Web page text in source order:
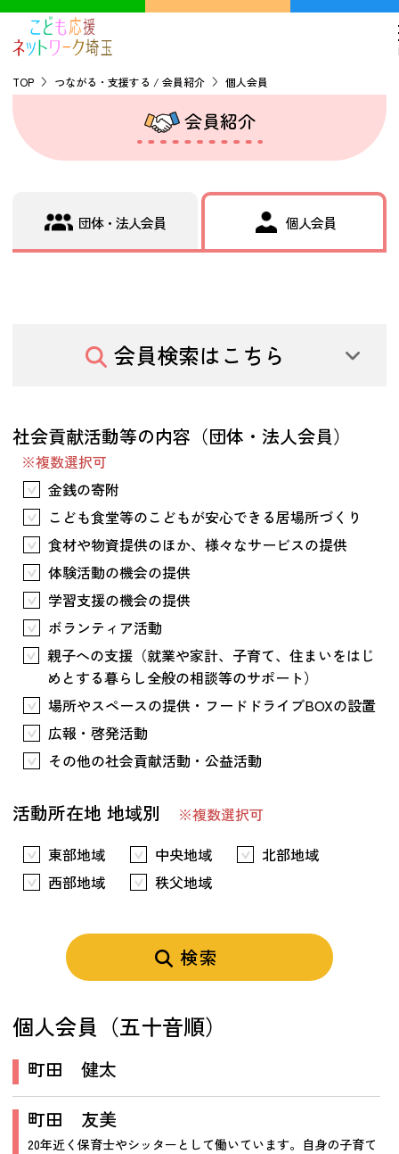
新着情報
会員登録
探す
バーチャルユースセンター
会員募集
会員紹介
マッチング掲示板
お金を寄付する（埼玉県社会福祉協議会HP）
立ち上げる・運営する
居場所づくりアドバイザー
資料・動画
助成金情報
TOP つながる・支援する / 会員紹介 個人会員
会員紹介
団体・法人会員 個人会員
会員検索はこちら
社会貢献活動等の内容（団体・法人会員）
※複数選択可
金銭の寄附
こども食堂等のこどもが安心できる居場所づくり
食材や物資提供のほか、様々なサービスの提供
体験活動の機会の提供
学習支援の機会の提供
ボランティア活動
親子への支援（就業や家計、子育て、住まいをはじ
めとする暮らし全般の相談等のサポート）
場所やスペースの提供・フードドライブBOXの設置
広報・啓発活動
その他の社会貢献活動・公益活動
活動所在地 地域別
※複数選択可
東部地域
中央地域
北部地域
西部地域
秩父地域
検索
個人会員（五十音順）
町田 健太
町田 友美
20年近く保育士やシッターとして働いています。自身の子育て